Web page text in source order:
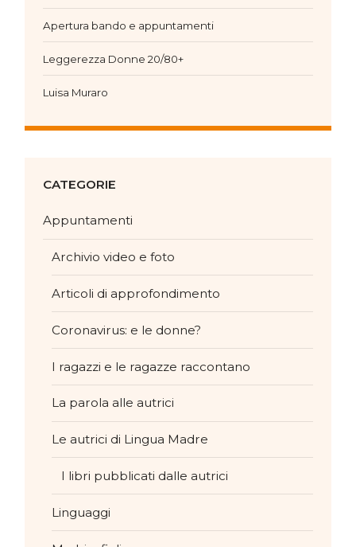
Apertura bando e appuntamenti
Leggerezza Donne 20/80+
Luisa Muraro
CATEGORIE
Appuntamenti
Archivio video e foto
Articoli di approfondimento
Coronavirus: e le donne?
I ragazzi e le ragazze raccontano
La parola alle autrici
Le autrici di Lingua Madre
I libri pubblicati dalle autrici
Linguaggi